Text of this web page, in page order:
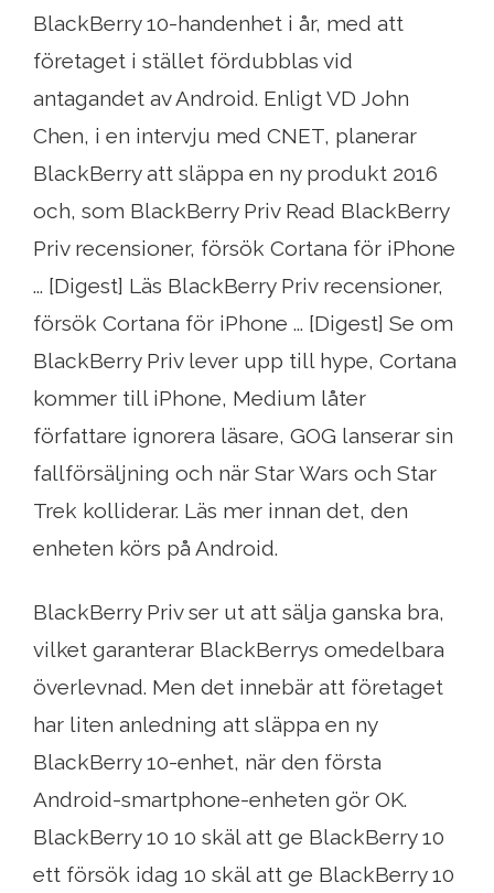
BlackBerry 10-handenhet i år, med att
företaget i stället fördubblas vid
antagandet av Android. Enligt VD John
Chen, i en intervju med CNET, planerar
BlackBerry att släppa en ny produkt 2016
och, som BlackBerry Priv Read BlackBerry
Priv recensioner, försök Cortana för iPhone
... [Digest] Läs BlackBerry Priv recensioner,
försök Cortana för iPhone ... [Digest] Se om
BlackBerry Priv lever upp till hype, Cortana
kommer till iPhone, Medium låter
författare ignorera läsare, GOG lanserar sin
fallförsäljning och när Star Wars och Star
Trek kolliderar. Läs mer innan det, den
enheten körs på Android.
BlackBerry Priv ser ut att sälja ganska bra,
vilket garanterar BlackBerrys omedelbara
överlevnad. Men det innebär att företaget
har liten anledning att släppa en ny
BlackBerry 10-enhet, när den första
Android-smartphone-enheten gör OK.
BlackBerry 10 10 skäl att ge BlackBerry 10
ett försök idag 10 skäl att ge BlackBerry 10